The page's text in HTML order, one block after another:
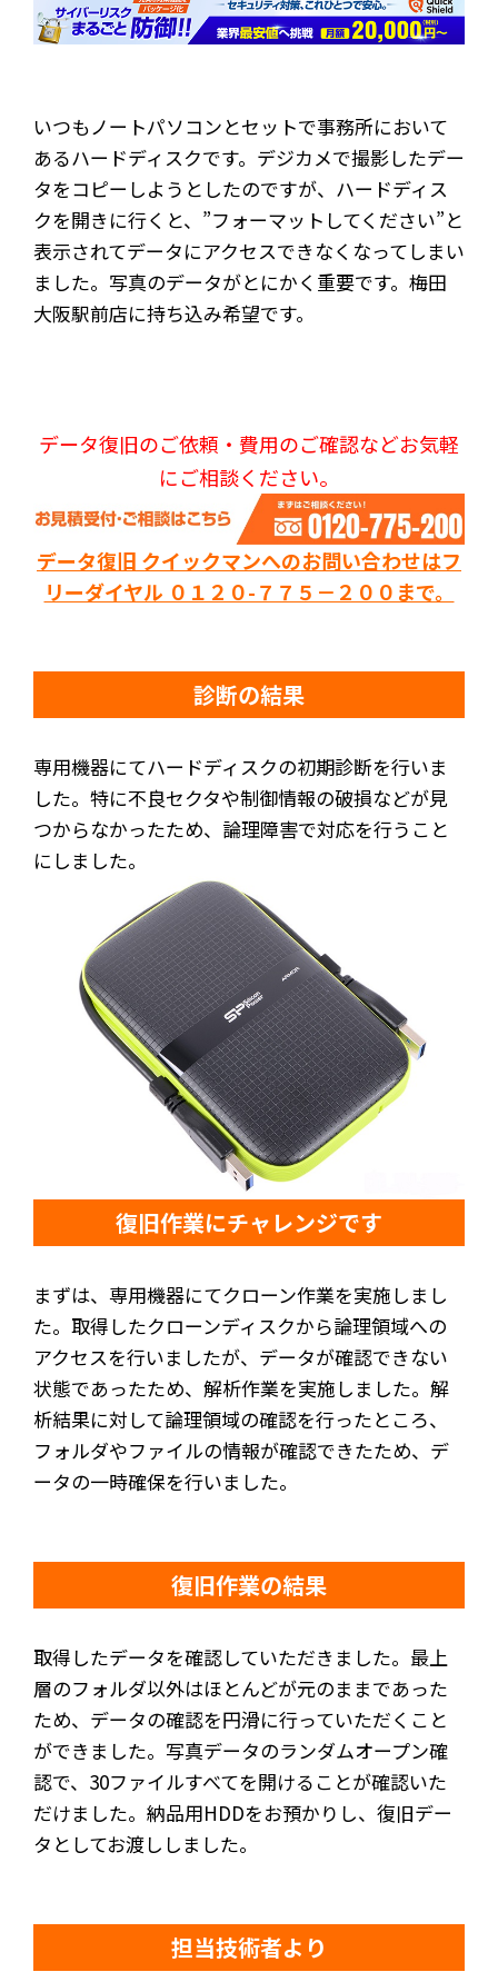
いつもノートパソコンとセットで事務所において
あるハードディスクです。デジカメで撮影したデー
タをコピーしようとしたのですが、ハードディス
クを開きに行くと、”フォーマットしてください”と
表示されてデータにアクセスできなくなってしまい
ました。写真のデータがとにかく重要です。梅田
大阪駅前店に持ち込み希望です。
データ復旧のご依頼・費用のご確認などお気軽
にご相談ください。
データ復旧 クイックマンへのお問い合わせはフ
リーダイヤル ０１２０-７７５－２００まで。
診断の結果
専用機器にてハードディスクの初期診断を行いま
した。特に不良セクタや制御情報の破損などが見
つからなかったため、論理障害で対応を行うこと
にしました。
復旧作業にチャレンジです
まずは、専用機器にてクローン作業を実施しまし
た。取得したクローンディスクから論理領域への
アクセスを行いましたが、データが確認できない
状態であったため、解析作業を実施しました。解
析結果に対して論理領域の確認を行ったところ、
フォルダやファイルの情報が確認できたため、デ
ータの一時確保を行いました。
復旧作業の結果
取得したデータを確認していただきました。最上
層のフォルダ以外はほとんどが元のままであった
ため、データの確認を円滑に行っていただくこと
ができました。写真データのランダムオープン確
認で、30ファイルすべてを開けることが確認いた
だけました。納品用HDDをお預かりし、復旧デー
タとしてお渡ししました。
担当技術者より